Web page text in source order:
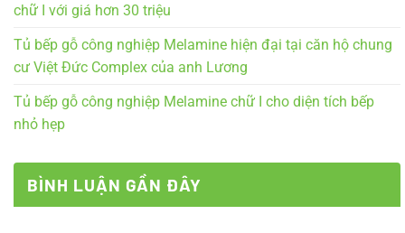
chữ I với giá hơn 30 triệu
Tủ bếp gỗ công nghiệp Melamine hiện đại tại căn hộ chung
cư Việt Đức Complex của anh Lương
Tủ bếp gỗ công nghiệp Melamine chữ I cho diện tích bếp
nhỏ hẹp
BÌNH LUẬN GẦN ĐÂY